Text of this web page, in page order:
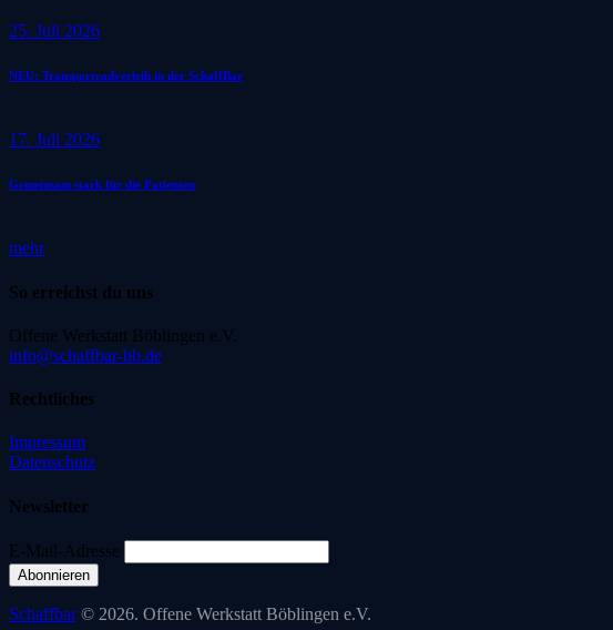
25. Juli 2026
NEU: Transportradverleih in der SchaffBar
17. Juli 2026
Gemeinsam stark für die Patienten
mehr
So erreichst du uns
Offene Werkstatt Böblingen e.V.
info@schaffbar-bb.de
Rechtliches
Impressum
Datenschutz
Newsletter
E-Mail-Adresse
Schaffbar© 2026. Offene Werkstatt Böblingen e.V.